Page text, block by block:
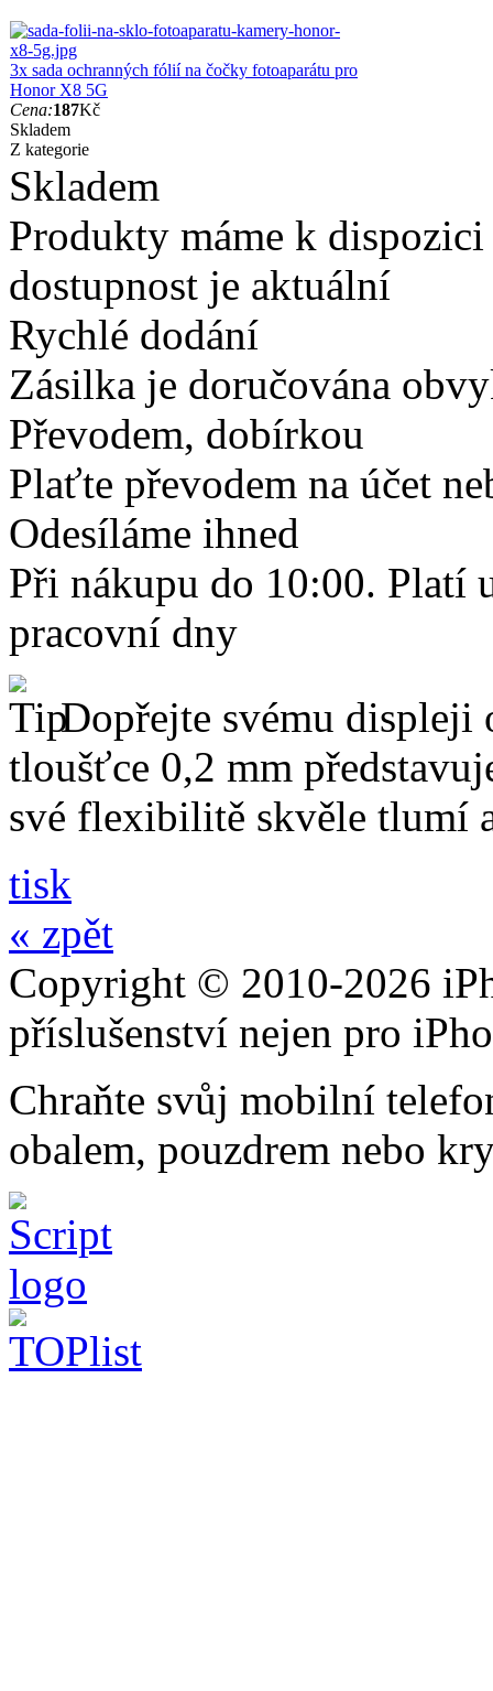
3x sada ochranných fólií na čočky fotoaparátu pro
Honor X8 5G
Cena:187Kč
Skladem
Z kategorie
Skladem
Produkty máme k
dostupnost je aktuální
Rychlé dodání
Zásilka je doručována
Převodem, dobírkou
Plaťte převodem na účet
Odesíláme ihned
Při nákupu do 10:00. Platí
pracovní dny
Dopřejte svému displeji
tloušťce 0,2 mm
své flexibilitě skvěle tlumí
tisk
« zpět
Copyright © 2010-2026
příslušenství nejen pro
Chraňte svůj mobilní
obalem, pouzdrem nebo